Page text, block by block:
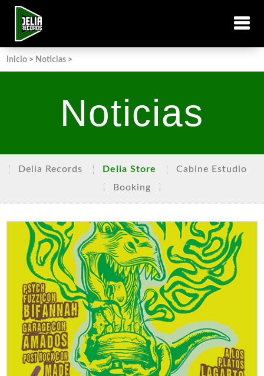
Inicio > Noticias >
Noticias
Delia Records Delia Store
Cabine Estudio
Booking